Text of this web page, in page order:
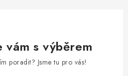
vám s výběrem
poradit? Jsme tu pro vás!